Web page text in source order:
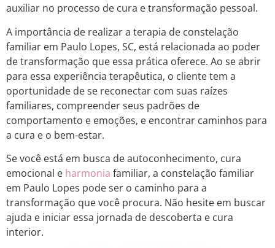
auxiliar no processo de cura e transformação pessoal.
A importância de realizar a terapia de constelação
familiar em Paulo Lopes, SC, está relacionada ao poder
de transformação que essa prática oferece. Ao se abrir
para essa experiência terapêutica, o cliente tem a
oportunidade de se reconectar com suas raízes
familiares, compreender seus padrões de
comportamento e emoções, e encontrar caminhos para
a cura e o bem-estar.
Se você está em busca de autoconhecimento, cura
emocional e harmonia familiar, a constelação familiar
em Paulo Lopes pode ser o caminho para a
transformação que você procura. Não hesite em buscar
ajuda e iniciar essa jornada de descoberta e cura
interior.